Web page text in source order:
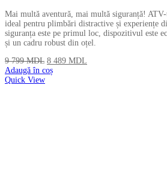
Mai multă aventură, mai multă siguranță!
ideal pentru plimbări distractive și experiențe
siguranța este pe primul loc, dispozitivul este
și un cadru robust din oțel.
9 799MDL 8 489 MDL
Adaugă în coș
Quick View